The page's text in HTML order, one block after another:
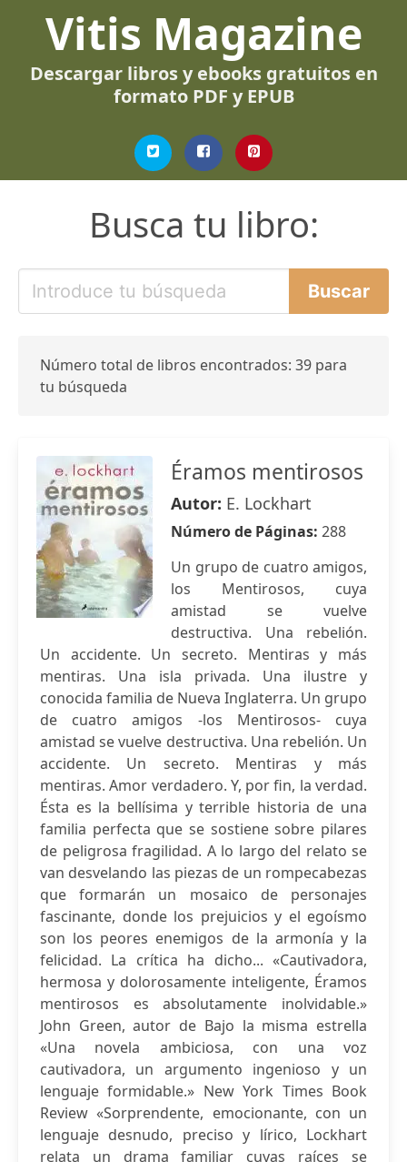
Vitis Magazine
Descargar libros y ebooks gratuitos en
formato PDF y EPUB
Busca tu libro:
Número total de libros encontrados: 39 para
tu búsqueda
Éramos mentirosos
Autor: E. Lockhart
Número de Páginas: 288
Un grupo de cuatro amigos,
los Mentirosos, cuya
amistad se vuelve
destructiva. Una rebelión.
Un accidente. Un secreto. Mentiras y más
mentiras. Una isla privada. Una ilustre y
conocida familia de Nueva Inglaterra. Un grupo
de cuatro amigos -los Mentirosos- cuya
amistad se vuelve destructiva. Una rebelión. Un
accidente. Un secreto. Mentiras y más
mentiras. Amor verdadero. Y, por fin, la verdad.
Ésta es la bellísima y terrible historia de una
familia perfecta que se sostiene sobre pilares
de peligrosa fragilidad. A lo largo del relato se
van desvelando las piezas de un rompecabezas
que formarán un mosaico de personajes
fascinante, donde los prejuicios y el egoísmo
son los peores enemigos de la armonía y la
felicidad. La crítica ha dicho... «Cautivadora,
hermosa y dolorosamente inteligente, Éramos
mentirosos es absolutamente inolvidable.»
John Green, autor de Bajo la misma estrella
«Una novela ambiciosa, con una voz
cautivadora, un argumento ingenioso y un
lenguaje formidable.» New York Times Book
Review «Sorprendente, emocionante, con un
lenguaje desnudo, preciso y lírico, Lockhart
relata un drama familiar cuyas raíces se